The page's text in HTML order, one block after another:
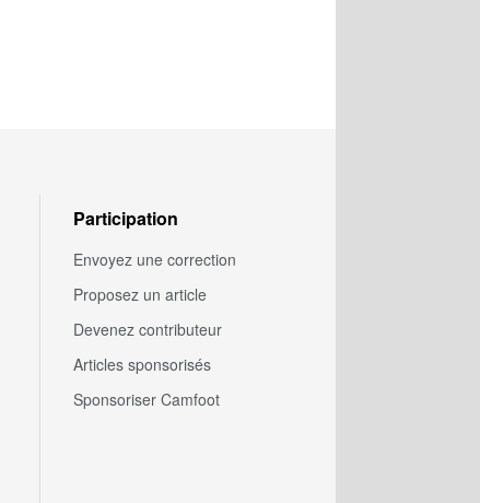
Participation
Envoyez une correction
Proposez un article
Devenez contributeur
Articles sponsorisés
Sponsoriser Camfoot